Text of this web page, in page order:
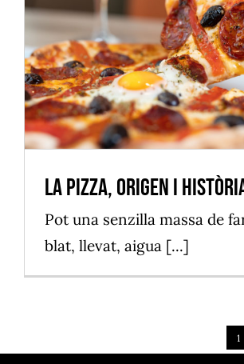
La pizza, origen i
Vilassar de Mar
La pizza, origen i
Pot una senzilla massa de
blat, llevat, aigua [...]
1